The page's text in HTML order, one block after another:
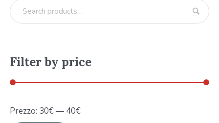
Filter by price
Prezzo: 30€— 40€